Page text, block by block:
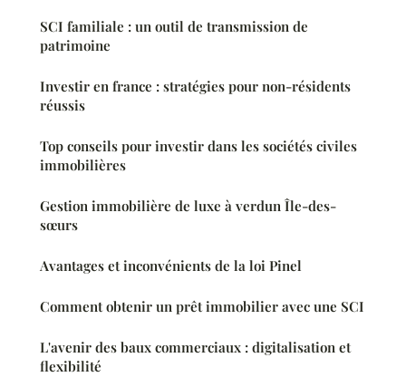
SCI familiale : un outil de transmission de
patrimoine
Investir en france : stratégies pour non-résidents
réussis
Top conseils pour investir dans les sociétés civiles
immobilières
Gestion immobilière de luxe à verdun Île-des-
sœurs
Avantages et inconvénients de la loi Pinel
Comment obtenir un prêt immobilier avec une SCI
L'avenir des baux commerciaux : digitalisation et
flexibilité